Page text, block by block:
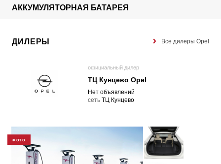
АККУМУЛЯТОРНАЯ БАТАРЕЯ
ДИЛЕРЫ Все дилеры Opel
официальный дилер
ТЦ Кунцево Opel
Нет объявлений
cеть ТЦ Кунцево
ФОТО